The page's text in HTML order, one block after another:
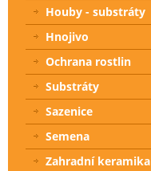
Houby - substráty
Hnojivo
Ochrana rostlin
Substráty
Sazenice
Semena
Zahradní keramika